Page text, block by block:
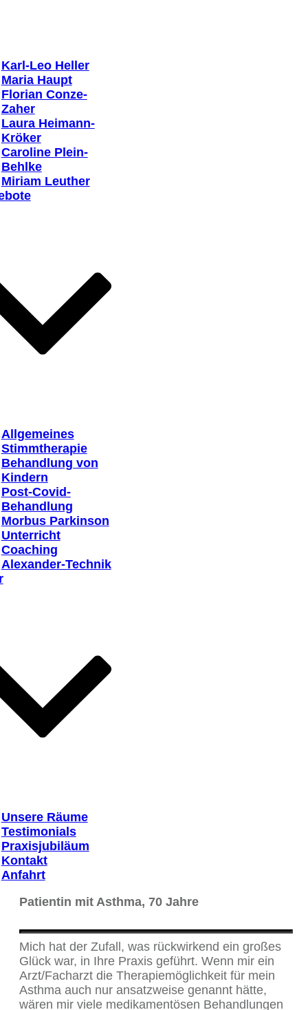
Karl-Leo Heller
Maria Haupt
Florian Conze-
Zaher
Laura Heimann-
Kröker
Caroline Plein-
Behlke
Miriam Leuther
Allgemeines
Stimmtherapie
Behandlung von
Kindern
Post-Covid-
Behandlung
Morbus Parkinson
Unterricht
Coaching
Alexander-Technik
Unsere Räume
Testimonials
Praxisjubiläum
Kontakt
Anfahrt
Patientin mit Asthma, 70 Jahre
Mich hat der Zufall, was rückwirkend ein großes
Glück war, in Ihre Praxis geführt. Wenn mir ein
Arzt/Facharzt die Therapiemöglichkeit für mein
Asthma auch nur ansatzweise genannt hätte,
wären mir viele medikamentösen Behandlungen